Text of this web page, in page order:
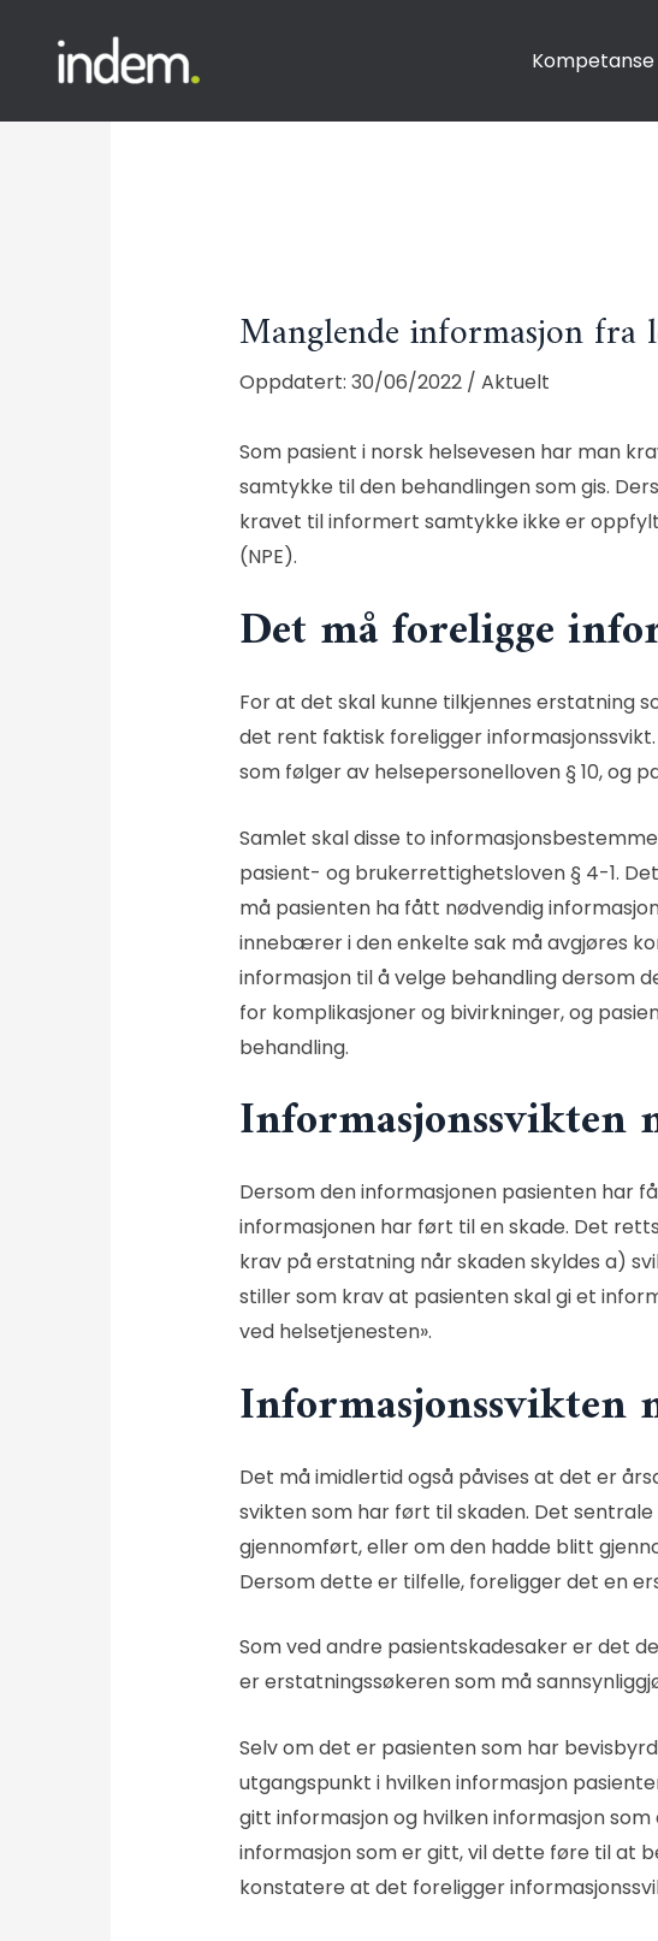
Kompetanse
Manglende informasjon fra
30/06/2022/ Aktuelt
Som pasient i norsk helsevesen har man
samtykke til den behandlingen som gis.
kravet til informert samtykke ikke er
(NPE).
Det må foreligge
For at det skal kunne tilkjennes erstatning
det rent faktisk foreligger
som følger av helsepersonelloven § 10, og
Samlet skal disse to
pasient- og brukerrettighetsloven § 4-1.
må pasienten ha fått nødvendig
innebærer i den enkelte sak må avgjøres
informasjon til å velge behandling dersom
for komplikasjoner og bivirkninger, og
behandling.
Informasjonssvikten
Dersom den informasjonen pasienten har
informasjonen har ført til en skade. Det
krav på erstatning når skaden skyldes a)
stiller som krav at pasienten skal gi et
ved helsetjenesten».
Informasjonssvikten
Det må imidlertid også påvises at det er
svikten som har ført til skaden. Det
gjennomført, eller om den hadde blitt
Dersom dette er tilfelle, foreligger det en
Som ved andre pasientskadesaker er det
er erstatningssøkeren som må
Selv om det er pasienten som har
utgangspunkt i hvilken informasjon
gitt informasjon og hvilken informasjon
informasjon som er gitt, vil dette føre til at
konstatere at det foreligger